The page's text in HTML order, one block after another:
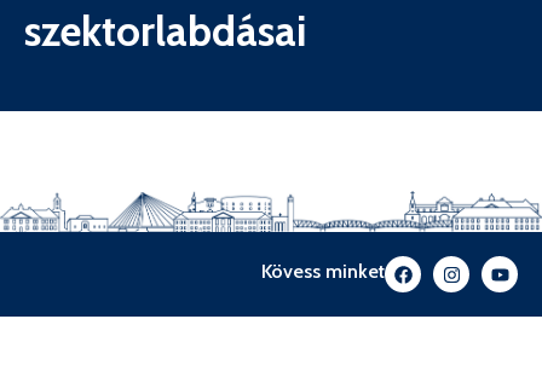
szektorlabdásai
Kövess minket